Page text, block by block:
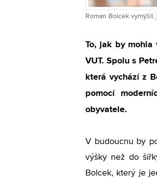
Roman Bolcek
To, jak by mohla
VUT. Spolu s
která vychází z
pomocí
obyvatele.
V budoucnu by
výšky než do
Bolcek, který je